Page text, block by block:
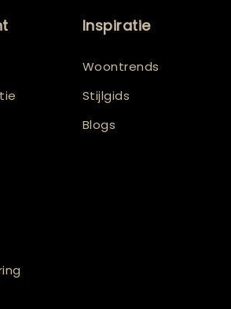
Inspiratie
Woontrends
Stijlgids
Blogs